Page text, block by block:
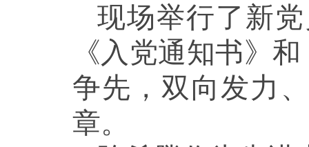
现场举行了新
《入党通知书》
争先，双向发力
章。